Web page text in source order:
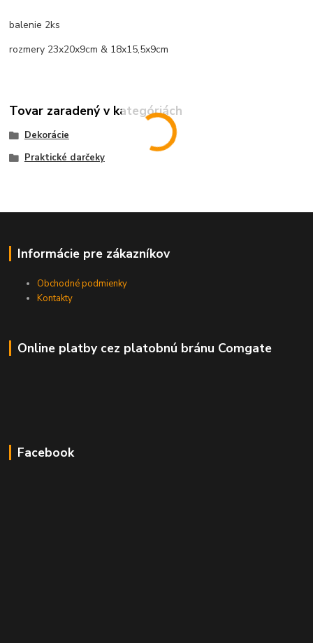
balenie 2ks
rozmery 23x20x9cm & 18x15,5x9cm
Tovar zaradený v kategóriách
Dekorácie
Praktické darčeky
Informácie pre zákazníkov
Obchodné podmienky
Kontakty
Online platby cez platobnú bránu Comgate
Facebook